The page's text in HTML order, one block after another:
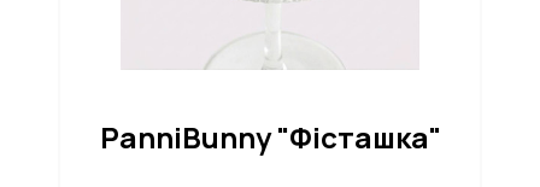
PanniBunny "Фісташка"